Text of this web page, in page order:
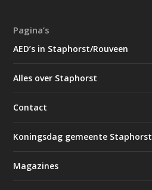
Pagina’s
AED’s in Staphorst/Rouveen
Alles over Staphorst
Contact
Koningsdag gemeente Staphorst
Magazines